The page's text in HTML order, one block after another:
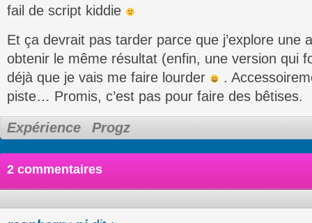
fail de script kiddie
Et ça devrait pas tarder parce que j’explore une
obtenir le même résultat (enfin, une version qui
déjà que je vais me faire lourder
.
piste… Promis, c’est pas pour faire des bêtises.
Expérience Progz
2 commentaires